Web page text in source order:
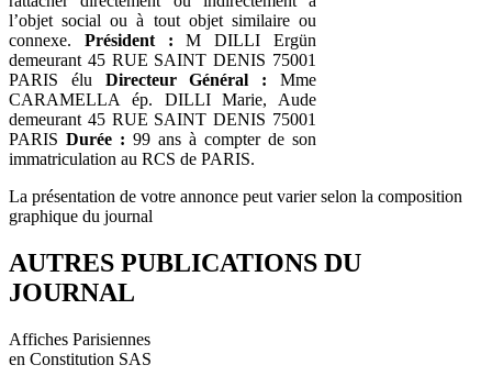
l’objet social ou à tout objet similaire ou
connexe. Président : M DILLI Ergün
demeurant 45 RUE SAINT DENIS 75001
PARIS élu Directeur Général : Mme
CARAMELLA ép. DILLI Marie, Aude
demeurant 45 RUE SAINT DENIS 75001
PARIS Durée : 99 ans à compter de son
immatriculation au RCS de PARIS.
La présentation de votre annonce peut varier selon la composition
graphique du journal
AUTRES PUBLICATIONS DU
JOURNAL
Affiches Parisiennes
en Constitution SAS